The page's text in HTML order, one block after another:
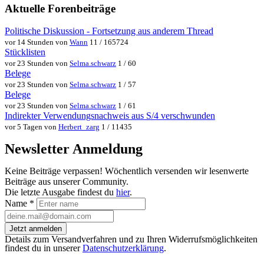
Aktuelle Forenbeiträge
Politische Diskussion - Fortsetzung aus anderem Thread
vor 14 Stunden von Wann 11 / 165724
Stücklisten
vor 23 Stunden von Selma.schwarz 1 / 60
Belege
vor 23 Stunden von Selma.schwarz 1 / 57
Belege
vor 23 Stunden von Selma.schwarz 1 / 61
Indirekter Verwendungsnachweis aus S/4 verschwunden
vor 5 Tagen von Herbert_zarg 1 / 11435
Newsletter Anmeldung
Keine Beiträge verpassen! Wöchentlich versenden wir lesenwerte
Beiträge aus unserer Community.
Die letzte Ausgabe findest du hier.
Name *
Jetzt anmelden
Details zum Versandverfahren und zu Ihren Widerrufsmöglichkeiten
findest du in unsererDatenschutzerklärung.